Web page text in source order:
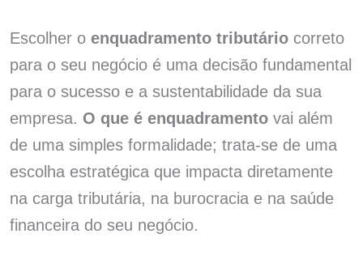
Escolher o enquadramento tributáriocorreto
para o seu negócio é uma decisão fundamental
para o sucesso e a sustentabilidade da sua
empresa. O que é enquadramentovai além
de uma simples formalidade; trata-se de uma
escolha estratégica que impacta diretamente
na carga tributária, na burocracia e na saúde
financeira do seu negócio.